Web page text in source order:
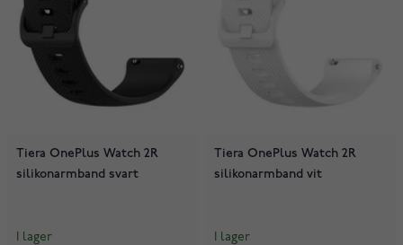
Tiera OnePlus Watch 2R
silikonarmband svart
I lager
Tiera OnePlus Watch 2R
silikonarmband vit
I lager